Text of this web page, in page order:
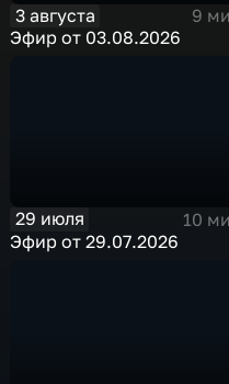
3 августа
9
Эфир от 03.08.2026
29 июля
10
Эфир от 29.07.2026